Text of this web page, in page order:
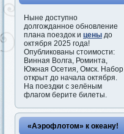
Ныне доступно
долгожданное обновление
плана поездок и цены до
октября 2025 года!
Опубликованы стоимости:
Винная Волга, Роминта,
Южная Осетия, Омск. Набор
открыт до начала октября.
На поездки с зелёным
флагом берите билеты.
«Аэрофлотом» к океану!